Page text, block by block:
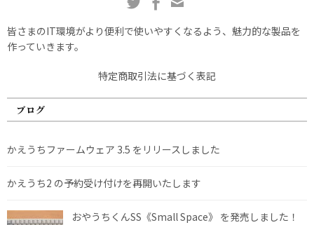
皆さまのIT環境がより便利で使いやすくなるよう、魅力的な製品を
作っていきます。
特定商取引法に基づく表記
ブログ
かえうちファームウェア 3.5 をリリースしました
かえうち2 の予約受け付けを再開いたします
おやうちくんSS《Small Space》 を発売しました！